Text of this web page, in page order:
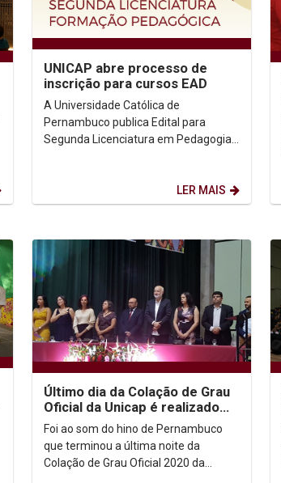
UNICAP abre processo de
inscrição para cursos EAD
A Universidade Católica de
Pernambuco publica Edital para
Segunda Licenciatura em Pedagogia
LER MAIS
Último dia da Colação de Grau
Oficial da Unicap é realizado
com cursos do Centro de
Ciências...
Foi ao som do hino de Pernambuco
que terminou a última noite da
Colação de Grau Oficial 2020 da